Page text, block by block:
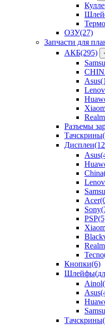
ОЗУ(27)
Запчасти для
АКБ(295)
Asus
Разъемы
Тачскрины
Дисплеи
Asus
China
Acer
Sony
PSP
Tecno
Кнопки(6)
Ainol
Asus
Тачскрины